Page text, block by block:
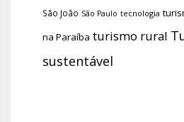
São João São Paulo tecnologia
na Paraíba turismo rural
sustentável